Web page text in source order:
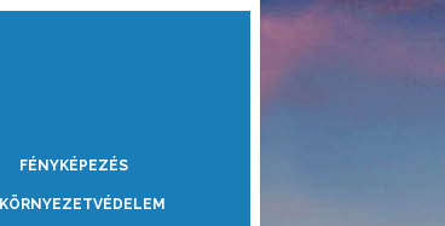
FÉNYKÉPEZÉS
KÖRNYEZETVÉDELEM